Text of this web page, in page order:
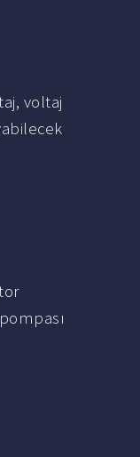
voltaj
pompası